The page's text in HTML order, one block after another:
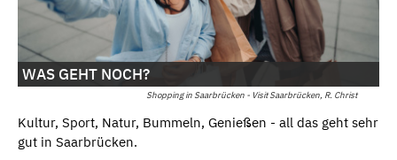
Shopping in Saarbrücken - Visit Saarbrücken, R. Christ
WAS GEHT NOCH?
Kultur, Sport, Natur, Bummeln, Genießen - all das geht sehr
gut in Saarbrücken.